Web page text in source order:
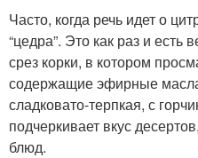
Часто, когда речь идет о
“цедра”. Это как раз и
срез корки, в котором
содержащие эфирные
сладковато-терпкая, с
подчеркивает вкус
блюд.